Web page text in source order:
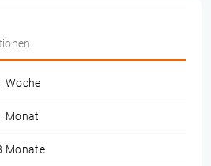
Woche
Monat
Monate